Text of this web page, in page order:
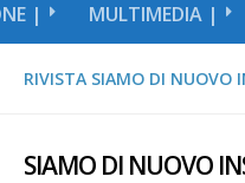
| MULTIMEDIA |
RIVISTA SIAMO DI NUOVO
SIAMO DI NUOVO